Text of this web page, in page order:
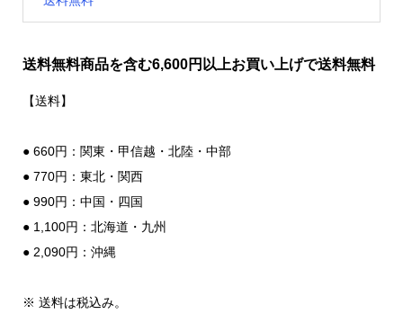
送料無料商品を含む6,600円以上お買い上げで送料無料
【送料】
● 660円：関東・甲信越・北陸・中部
● 770円：東北・関西
● 990円：中国・四国
● 1,100円：北海道・九州
● 2,090円：沖縄
※ 送料は税込み。